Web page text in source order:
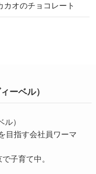
オのチョコレート
ーベル）
）
目指す会社員ワーマ
子育て中。